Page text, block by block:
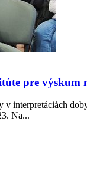
pre výskum
interpretáciách
Na...